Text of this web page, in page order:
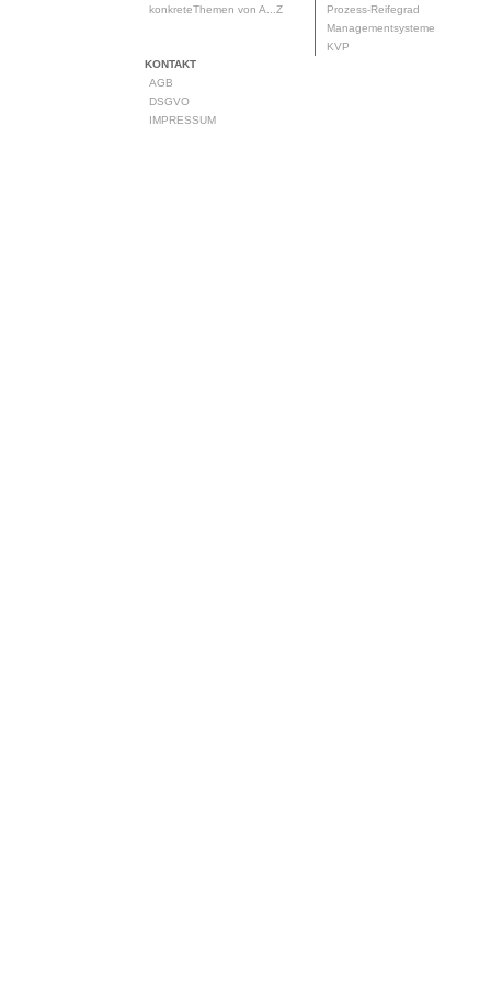
konkreteThemen von A...Z
Prozess-Reifegrad
Managementsysteme
KVP
KONTAKT
AGB
DSGVO
IMPRESSUM